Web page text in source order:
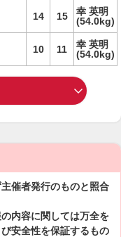
14 15
幸 英明
(54.0kg)
10 11
幸 英明
(54.0kg)
催者発行のものと照合
内容に関しては万全を
安全性を保証するもの